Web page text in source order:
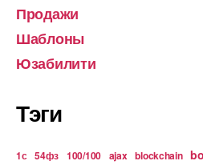
Продажи
Шаблоны
Юзабилити
Тэги
1с 54фз 100/100 ajax blockchain